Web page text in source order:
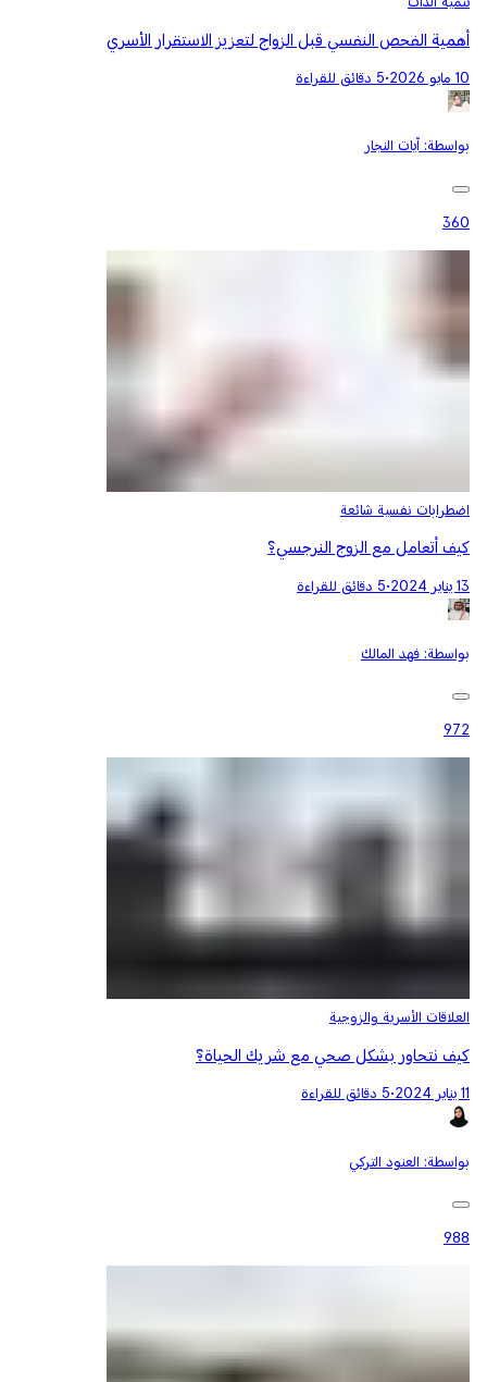
أهمية الفحص النفسي قبل الزواج لتعزيز الاستقرار الأسري
10 مايو 2026 •5 دقائق للقراءة
بواسطة: آيات النجار
360
اضطرابات نفسية شائعة
كيف أتعامل مع الزوج النرجسي؟
13 يناير 2024 •5 دقائق للقراءة
بواسطة: فهد المالك
972
العلاقات الأسرية والزوجية
كيف نتحاور بشكل صحي مع شريك الحياة؟
11 يناير 2024 •5 دقائق للقراءة
بواسطة: العنود التركي
988